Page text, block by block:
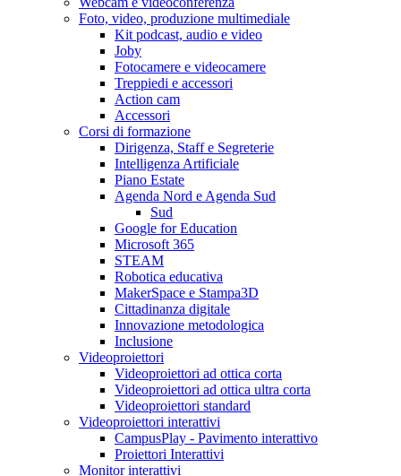
Foto, video, produzione multimediale
Kit podcast, audio e video
Joby
Fotocamere e videocamere
Treppiedi e accessori
Action cam
Accessori
Corsi di formazione
Dirigenza, Staff e Segreterie
Intelligenza Artificiale
Piano Estate
Agenda Nord e Agenda Sud
Sud
Google for Education
Microsoft 365
STEAM
Robotica educativa
MakerSpace e Stampa3D
Cittadinanza digitale
Innovazione metodologica
Inclusione
Videoproiettori
Videoproiettori ad ottica corta
Videoproiettori ad ottica ultra corta
Videoproiettori standard
Videoproiettori interattivi
CampusPlay - Pavimento interattivo
Proiettori Interattivi
Monitor interattivi